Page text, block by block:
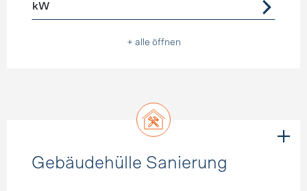
kW
+ alle öffnen
Gebäudehülle Sanierung